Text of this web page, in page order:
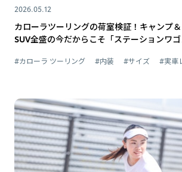
2026.05.12
カローラツーリングの荷室検証！キャンプ
SUV全盛の今だからこそ「ステーションワ
#カローラ ツーリング #内装 #サイズ #実車